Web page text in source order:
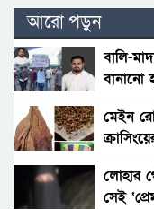
আরো পড়ুন
বালি-
বানানো
মেইন
লোহার
সেই